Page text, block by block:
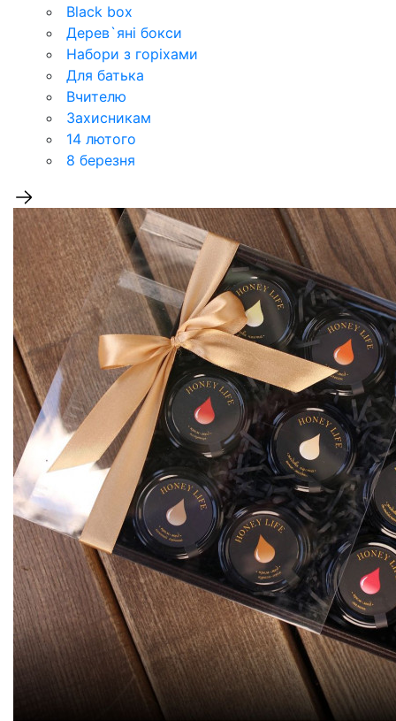
Black box
Дерев`‎яні бокси
Набори з горіхами
Для батька
Вчителю
Захисникам
14 лютого
8 березня